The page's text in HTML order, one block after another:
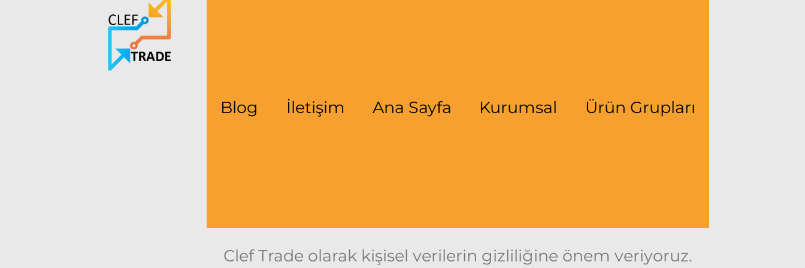
Blog İletişim Ana Sayfa Kurumsal Ürün Grupları
Clef Trade olarak kişisel verilerin gizliliğine önem veriyoruz.